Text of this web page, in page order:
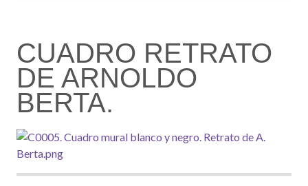
CUADRO RETRATO
DE ARNOLDO
BERTA.